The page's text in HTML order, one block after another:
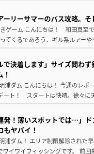
ーリーサマーのバス攻略。
ゲーム こんにちは！ 和田真至
てくるであろう、ギル系ルア
で決着します」サイズ問わ
浦ダム ⁡こんにちは！ 今週のレポ
ート！ スタートは快晴。徐々
発！薄いスポットでは…」
もヤバイ！
浦ダム！ エリア制限解除された
ワイワイフィッシングです。 前